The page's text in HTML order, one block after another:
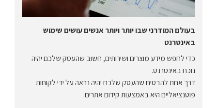
בעולם המודרני שבו יותר ויותר אנשים עושים שימוש
באינטרנט
כדי לחפש מידע מוצרים ושירותים, חשוב שהעסק שלכם יהיה
נוכח באינטרנט.
דרך אחת להבטיח שהעסק שלכם יהיה נראה על ידי לקוחות
פוטנציאליים היא באמצעות קידום אתרים.